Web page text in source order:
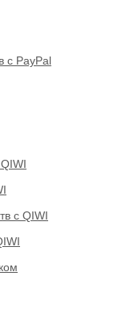
с PayPal
c QIWI